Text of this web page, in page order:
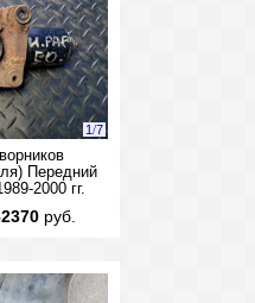
1/7
Передний
2000 гг.
руб.